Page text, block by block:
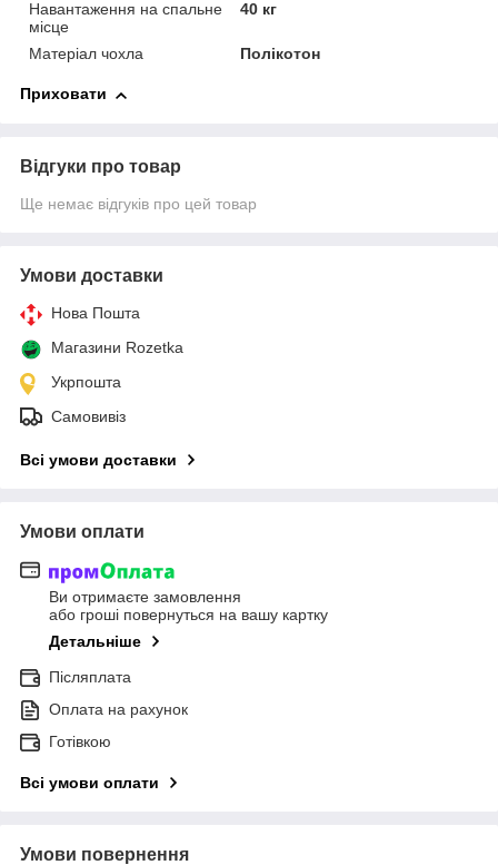
Навантаження на спальне
місце
40 кг
Матеріал чохла Полікотон
Приховати
Відгуки про товар
Ще немає відгуків про цей товар
Умови доставки
Нова Пошта
Магазини Rozetka
Укрпошта
Самовивіз
Всі умови доставки
Умови оплати
Ви отримаєте замовлення
або гроші повернуться на вашу картку
Детальніше
Післяплата
Оплата на рахунок
Готівкою
Всі умови оплати
Умови повернення